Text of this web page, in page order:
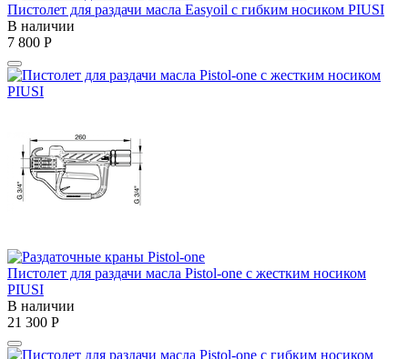
Пистолет для раздачи масла Easyoil с гибким носиком PIUSI
В наличии
7 800 Р
Пистолет для раздачи масла Pistol-one с жестким носиком
PIUSI
В наличии
21 300 Р